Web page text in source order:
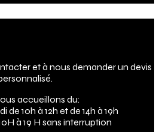
et à nous demander un devis
accueillons du:
de 10h à 12h et de 14h à 19h
à 19 H sans interruption